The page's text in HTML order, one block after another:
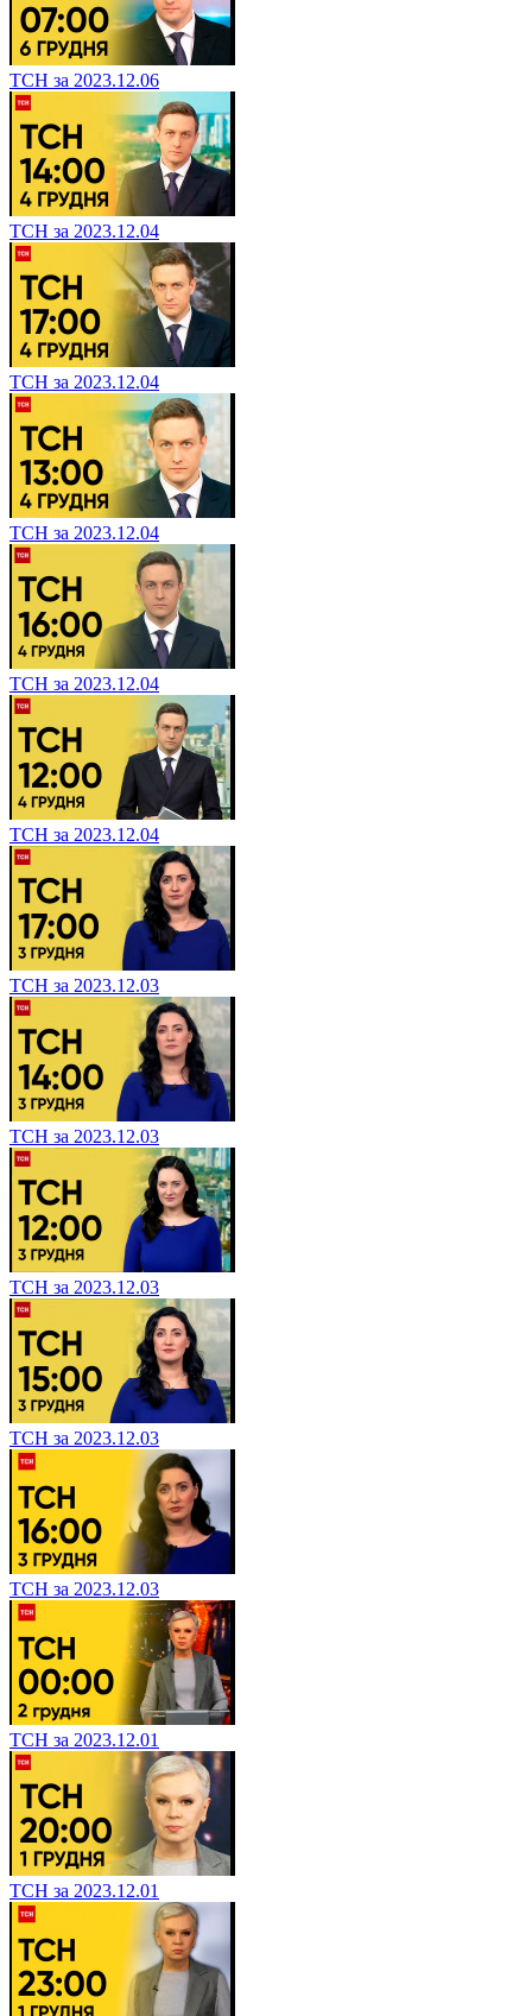
ТСН за 2023.12.06
ТСН за 2023.12.04
ТСН за 2023.12.04
ТСН за 2023.12.04
ТСН за 2023.12.04
ТСН за 2023.12.04
ТСН за 2023.12.03
ТСН за 2023.12.03
ТСН за 2023.12.03
ТСН за 2023.12.03
ТСН за 2023.12.03
ТСН за 2023.12.01
ТСН за 2023.12.01